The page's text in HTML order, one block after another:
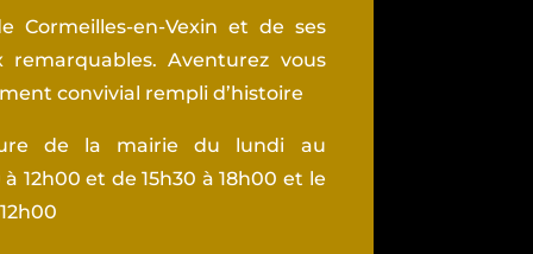
Cormeilles-en-Vexin et de ses
remarquables. Aventurez vous
convivial rempli d’histoire
de la mairie du lundi au
12h00 et de 15h30 à 18h00 et le